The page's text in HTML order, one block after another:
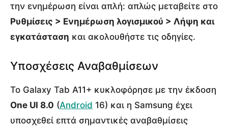
την ενημέρωση είναι απλή: απλώς μεταβείτε στο
Ρυθμίσεις > Ενημέρωση λογισμικού > Λήψη και
εγκατάσταση και ακολουθήστε τις οδηγίες.
Υποσχέσεις Αναβαθμίσεων
Το Galaxy Tab A11+ κυκλοφόρησε με την έκδοση
One UI 8.0 (Android 16) και η Samsung έχει
υποσχεθεί επτά σημαντικές αναβαθμίσεις